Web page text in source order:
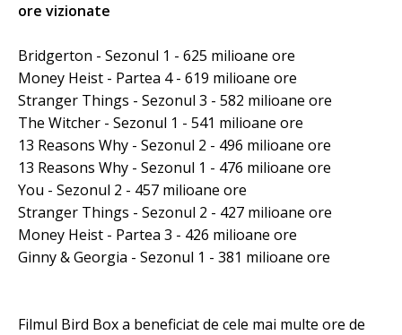
ore vizionate
Bridgerton - Sezonul 1 - 625 milioane ore
Money Heist - Partea 4 - 619 milioane ore
Stranger Things - Sezonul 3 - 582 milioane ore
The Witcher - Sezonul 1 - 541 milioane ore
13 Reasons Why - Sezonul 2 - 496 milioane ore
13 Reasons Why - Sezonul 1 - 476 milioane ore
You - Sezonul 2 - 457 milioane ore
Stranger Things - Sezonul 2 - 427 milioane ore
Money Heist - Partea 3 - 426 milioane ore
Ginny & Georgia - Sezonul 1 - 381 milioane ore
Filmul Bird Box a beneficiat de cele mai multe ore de